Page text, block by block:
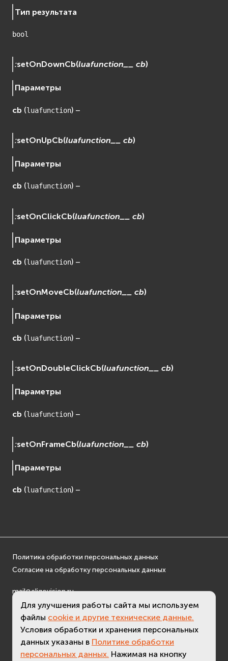
Тип результата
bool
:setOnDownCb(luafunction__ cb)
Параметры
cb (luafunction) –
:setOnUpCb(luafunction__ cb)
Параметры
cb (luafunction) –
:setOnClickCb(luafunction__ cb)
Параметры
cb (luafunction) –
:setOnMoveCb(luafunction__ cb)
Параметры
cb (luafunction) –
:setOnDoubleClickCb(luafunction__ cb)
Параметры
cb (luafunction) –
:setOnFrameCb(luafunction__ cb)
Параметры
cb (luafunction) –
Политика обработки персональных данных
Согласие на обработку персональных данных
mail@eligovision.ru
+7 (495) 740 08 16
© ООО "ЭлигоВижн", 2005-2026
Для улучшения работы сайта мы используем
файлы cookie и другие технические данные.
Условия обработки и хранения персональных
данных указаны в Политике обработки
персональных данных. Нажимая на кнопку